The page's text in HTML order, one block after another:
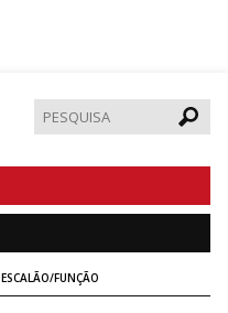
ESCALÃO/FUNÇÃO